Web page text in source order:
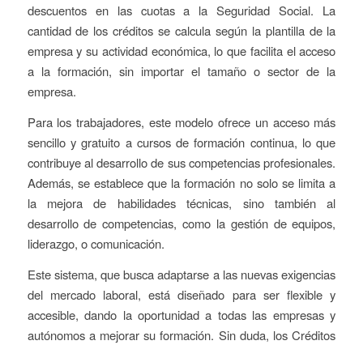
descuentos en las cuotas a la Seguridad Social. La
cantidad de los créditos se calcula según la plantilla de la
empresa y su actividad económica, lo que facilita el acceso
a la formación, sin importar el tamaño o sector de la
empresa.
Para los trabajadores, este modelo ofrece un acceso más
sencillo y gratuito a cursos de formación continua, lo que
contribuye al desarrollo de sus competencias profesionales.
Además, se establece que la formación no solo se limita a
la mejora de habilidades técnicas, sino también al
desarrollo de competencias, como la gestión de equipos,
liderazgo, o comunicación.
Este sistema, que busca adaptarse a las nuevas exigencias
del mercado laboral, está diseñado para ser flexible y
accesible, dando la oportunidad a todas las empresas y
autónomos a mejorar su formación. Sin duda, los Créditos